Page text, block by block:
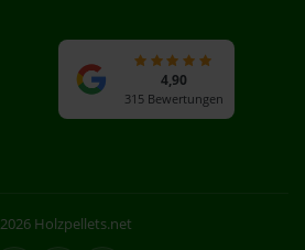
4,90
315 Bewertungen
Holzpellets.net